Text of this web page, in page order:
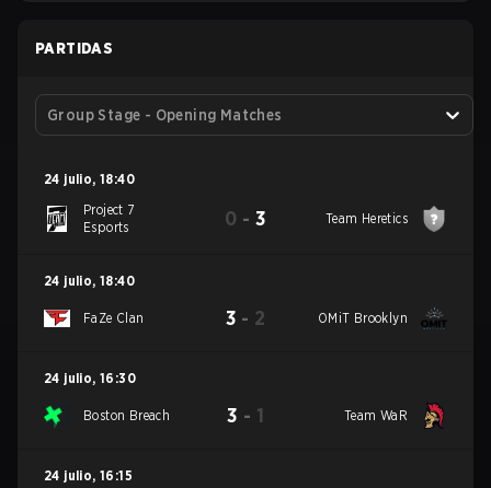
PARTIDAS
Group Stage - Opening Matches
24 julio, 18:40
Project 7
Esports
0 - 3 Team Heretics
24 julio, 18:40
FaZe Clan 3 - 2 OMiT Brooklyn
24 julio, 16:30
Boston Breach 3 - 1 Team WaR
24 julio, 16:15